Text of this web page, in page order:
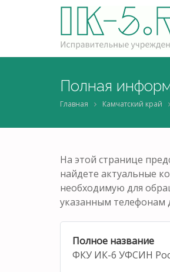
Полная
Главная Камчатский край
На этой странице
найдете актуальные
необходимую для
указанным телефонам
Полное название
ФКУ ИК-6 УФСИН